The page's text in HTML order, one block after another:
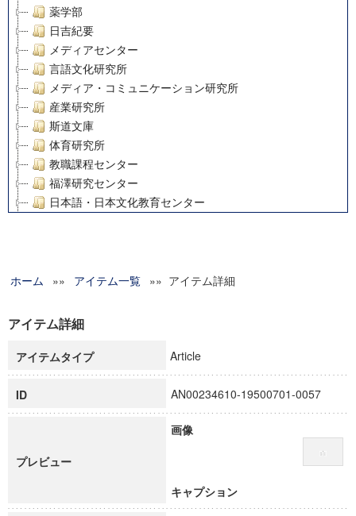
薬学部
日吉紀要
メディアセンター
言語文化研究所
メディア・コミュニケーション研究所
産業研究所
斯道文庫
体育研究所
教職課程センター
福澤研究センター
日本語・日本文化教育センター
グローバルリサーチインスティテュート
科学研究費補助金研究成果報告書
慶應義塾大学グローバルCOEプログラム市民社会ガバナンス
慶應義塾大学グローバルCOEプログラム論理と感性の先端的
博士課程教育リーディングプログラム「超成熟社会発展のサ
学術雑誌掲載論文等(8)
ホーム »» アイテム一覧 »» アイテム詳細
アイテム詳細
アイテムタイプ Article
ID AN00234610-19500701-0057
プレビュー
画像
キャプション